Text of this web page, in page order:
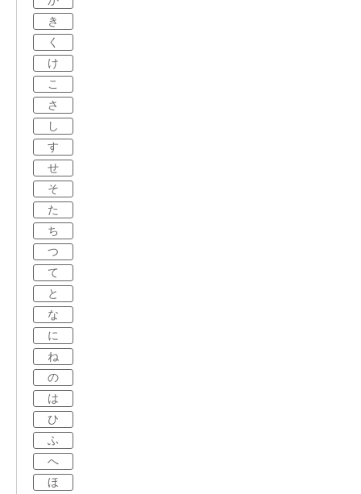
き
く
け
こ
さ
し
す
せ
そ
た
ち
つ
て
と
な
に
ね
の
は
ひ
ふ
へ
ほ